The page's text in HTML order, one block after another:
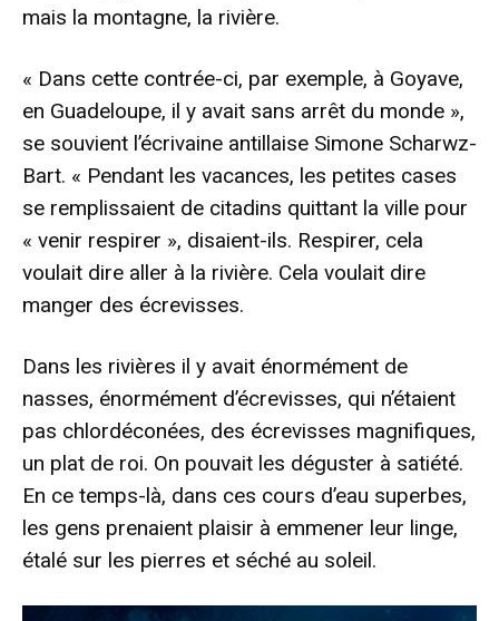
mais la montagne, la rivière.
« Dans cette contrée-ci, par exemple, à Goyave,
en Guadeloupe, il y avait sans arrêt du monde »,
se souvient l’écrivaine antillaise Simone Scharwz-
Bart. « Pendant les vacances, les petites cases
se remplissaient de citadins quittant la ville pour
« venir respirer », disaient-ils. Respirer, cela
voulait dire aller à la rivière. Cela voulait dire
manger des écrevisses.
Dans les rivières il y avait énormément de
nasses, énormément d’écrevisses, qui n’étaient
pas chlordéconées, des écrevisses magnifiques,
un plat de roi. On pouvait les déguster à satiété.
En ce temps-là, dans ces cours d’eau superbes,
les gens prenaient plaisir à emmener leur linge,
étalé sur les pierres et séché au soleil.